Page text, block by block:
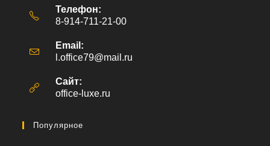
Телефон:
8-914-711-21-00
Email:
l.office79@mail.ru
Сайт:
office-luxe.ru
Популярное